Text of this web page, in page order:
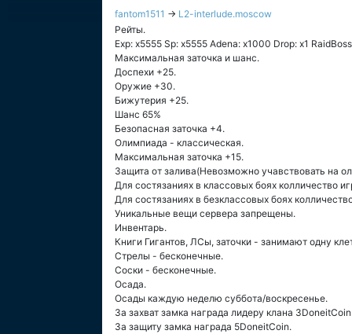
fantom1511 → L2-interlude.moscow
Рейты.
Exp: x5555 Sp: x5555 Adena: x1000 Drop: x1
Максимальная заточка и шанс.
Доспехи +25.
Оружие +30.
Бижутерия +25.
Шанс 65%
Безопасная заточка +4.
Олимпиада - классическая.
Максимальная заточка +15.
Защита от залива(Невозможно учавствовать на
Для состязаниях в классовых боях колличество
Для состязаниях в безклассовых боях
Уникальные вещи сервера запрещены.
Инвентарь.
Книги Гигантов, ЛСы, заточки - занимают одну
Стрелы - бесконечные.
Соски - бесконечные.
Осада.
Осады каждую неделю суббота/воскресенье.
За захват замка награда лидеру клана
За защиту замка награда 5DoneitCoin.